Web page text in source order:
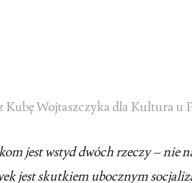
Wojtaszczyka dla Kultura u
jest wstyd dwóch rzeczy –
jest skutkiem ubocznym